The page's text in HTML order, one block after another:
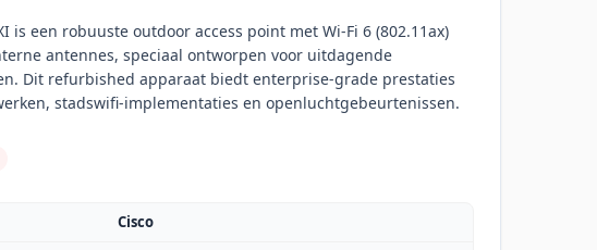
is een robuuste outdoor access point met Wi-Fi 6 (802.11ax)
antennes, speciaal ontworpen voor uitdagende
Dit refurbished apparaat biedt enterprise-grade prestaties
stadswifi-implementaties en openluchtgebeurtenissen.
Cisco